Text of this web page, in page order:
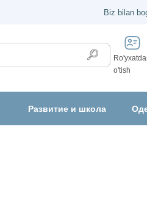
Biz bilan
o'tish
Развитие и школа